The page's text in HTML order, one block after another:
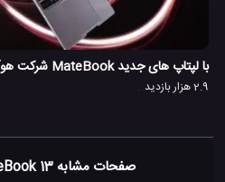
با لپتاپ های جدید MateBook شرکت هوآوی بیشتر آشنا شوید
2.9 هزار بازدید
صفحات مشابه HUAWEI MateBook 13